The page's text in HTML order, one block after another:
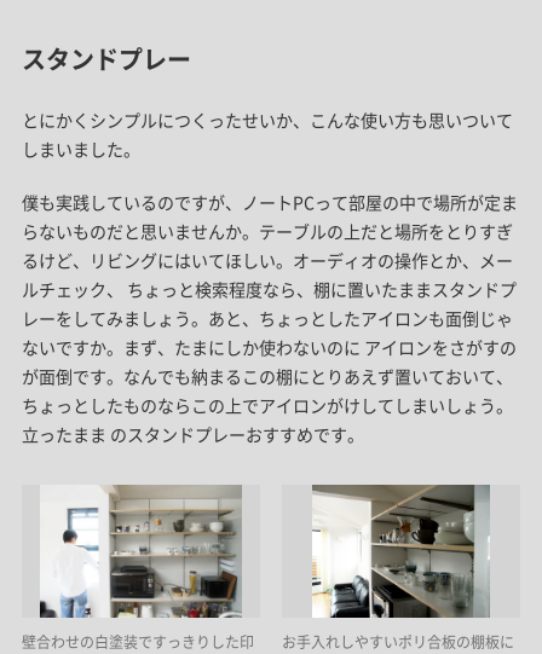
スタンドプレー
とにかくシンプルにつくったせいか、こんな使い方も思いついて
しまいました。
僕も実践しているのですが、ノートPCって部屋の中で場所が定ま
らないものだと思いませんか。テーブルの上だと場所をとりすぎ
るけど、リビングにはいてほしい。オーディオの操作とか、メー
ルチェック、 ちょっと検索程度なら、棚に置いたままスタンドプ
レーをしてみましょう。あと、ちょっとしたアイロンも面倒じゃ
ないですか。まず、たまにしか使わないのに アイロンをさがすの
が面倒です。なんでも納まるこの棚にとりあえず置いておいて、
ちょっとしたものならこの上でアイロンがけしてしまいしょう。
立ったまま のスタンドプレーおすすめです。
壁合わせの白塗装ですっきりした印
お手入れしやすいポリ合板の棚板に